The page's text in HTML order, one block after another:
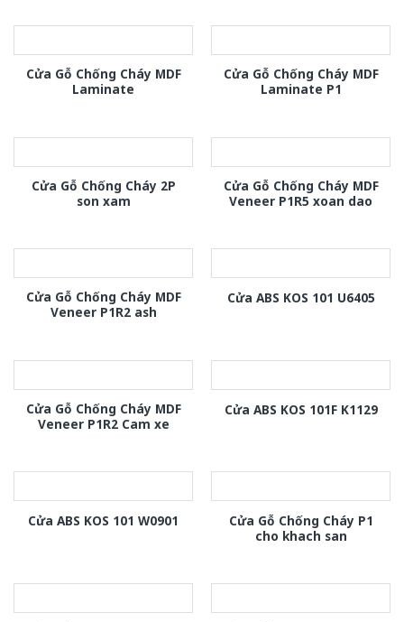
Cửa Gỗ Chống Cháy MDF
Laminate
Cửa Gỗ Chống Cháy MDF
Laminate P1
Cửa Gỗ Chống Cháy 2P
son xam
Cửa Gỗ Chống Cháy MDF
Veneer P1R5 xoan dao
Cửa Gỗ Chống Cháy MDF
Veneer P1R2 ash
Cửa ABS KOS 101 U6405
Cửa Gỗ Chống Cháy MDF
Veneer P1R2 Cam xe
Cửa ABS KOS 101F K1129
Cửa ABS KOS 101 W0901
Cửa Gỗ Chống Cháy P1
cho khach san